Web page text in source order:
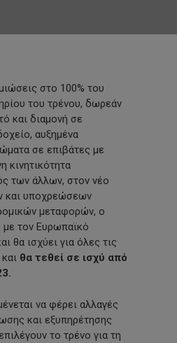
στο 100% του
του τρένου, δωρεάν
και διαμονή σε
αυξημένα
σε επιβάτες με
κινητικότητα
των άλλων, στον νέο
και υποχρεώσεων
μεταφορών, ο
με τον Ευρωπαϊκό
θα ισχύει για όλες τις
θα τεθεί σε ισχύ από
να φέρει αλλαγές
και εξυπηρέτησης
το τρένο για τη